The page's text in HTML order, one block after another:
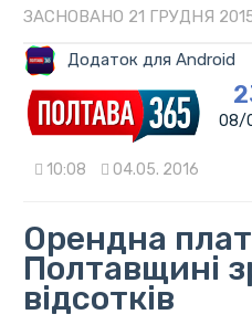
ЗАСНОВАНО 21 ГРУДНЯ
Додаток для Android
08/
10:08 04.05. 2016
Орендна
Полтавщині
відсотків